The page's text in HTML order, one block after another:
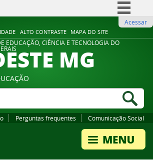
ALTO CONTRASTE MAPA DO SITE
Comunica BR
Participe
Legislação
Acessar
EDUCAÇÃO, CIÊNCIA E TECNOLOGIA DO
MG
Perguntas frequentes Comunicação Social